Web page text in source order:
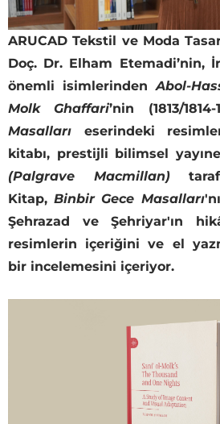
ARUCAD Tekstil ve Moda
Doç. Dr. Elham Etemadi’nin,
önemli isimlerindenAbol-
Molk Ghaffari’nin (1813/
Masalları eserindeki
kitabı, prestijli bilimsel
(Palgrave Macmillan)
Kitap,Binbir Gece Masalları
Şehrazad ve Şehriyar'ın
resimlerin içeriğini ve el
bir incelemesini içeriyor.